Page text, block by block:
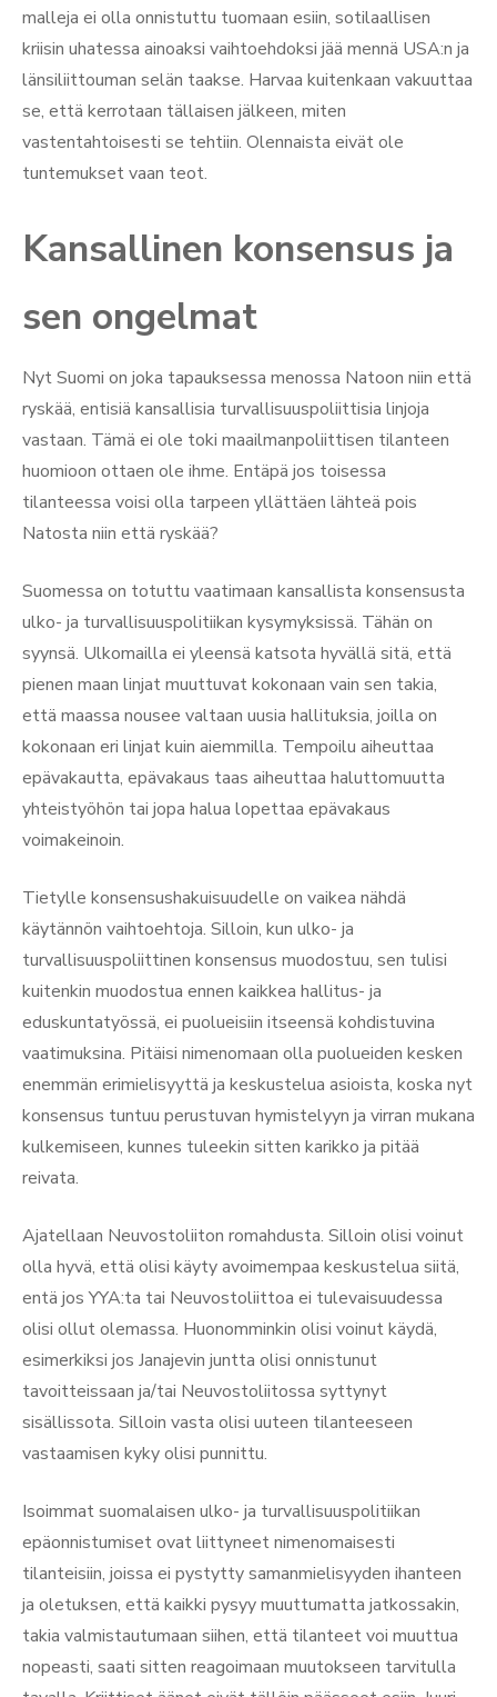
malleja ei olla onnistuttu tuomaan esiin, sotilaallisen
kriisin uhatessa ainoaksi vaihtoehdoksi jää mennä USA:n ja
länsiliittouman selän taakse. Harvaa kuitenkaan vakuuttaa
se, että kerrotaan tällaisen jälkeen, miten
vastentahtoisesti se tehtiin. Olennaista eivät ole
tuntemukset vaan teot.
Kansallinen konsensus ja
sen ongelmat
Nyt Suomi on joka tapauksessa menossa Natoon niin että
ryskää, entisiä kansallisia turvallisuuspoliittisia linjoja
vastaan. Tämä ei ole toki maailmanpoliittisen tilanteen
huomioon ottaen ole ihme. Entäpä jos toisessa
tilanteessa voisi olla tarpeen yllättäen lähteä pois
Natosta niin että ryskää?
Suomessa on totuttu vaatimaan kansallista konsensusta
ulko- ja turvallisuuspolitiikan kysymyksissä. Tähän on
syynsä. Ulkomailla ei yleensä katsota hyvällä sitä, että
pienen maan linjat muuttuvat kokonaan vain sen takia,
että maassa nousee valtaan uusia hallituksia, joilla on
kokonaan eri linjat kuin aiemmilla. Tempoilu aiheuttaa
epävakautta, epävakaus taas aiheuttaa haluttomuutta
yhteistyöhön tai jopa halua lopettaa epävakaus
voimakeinoin.
Tietylle konsensushakuisuudelle on vaikea nähdä
käytännön vaihtoehtoja. Silloin, kun ulko- ja
turvallisuuspoliittinen konsensus muodostuu, sen tulisi
kuitenkin muodostua ennen kaikkea hallitus- ja
eduskuntatyössä, ei puolueisiin itseensä kohdistuvina
vaatimuksina. Pitäisi nimenomaan olla puolueiden kesken
enemmän erimielisyyttä ja keskustelua asioista, koska nyt
konsensus tuntuu perustuvan hymistelyyn ja virran mukana
kulkemiseen, kunnes tuleekin sitten karikko ja pitää
reivata.
Ajatellaan Neuvostoliiton romahdusta. Silloin olisi voinut
olla hyvä, että olisi käyty avoimempaa keskustelua siitä,
entä jos YYA:ta tai Neuvostoliittoa ei tulevaisuudessa
olisi ollut olemassa. Huonomminkin olisi voinut käydä,
esimerkiksi jos Janajevin juntta olisi onnistunut
tavoitteissaan ja/tai Neuvostoliitossa syttynyt
sisällissota. Silloin vasta olisi uuteen tilanteeseen
vastaamisen kyky olisi punnittu.
Isoimmat suomalaisen ulko- ja turvallisuuspolitiikan
epäonnistumiset ovat liittyneet nimenomaisesti
tilanteisiin, joissa ei pystytty samanmielisyyden ihanteen
ja oletuksen, että kaikki pysyy muuttumatta jatkossakin,
takia valmistautumaan siihen, että tilanteet voi muuttua
nopeasti, saati sitten reagoimaan muutokseen tarvitulla